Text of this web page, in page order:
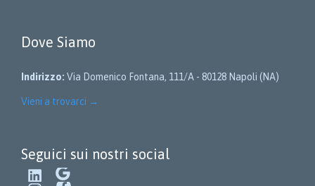
Dove Siamo
Indirizzo: Via Domenico Fontana, 111/A - 80128 Napoli (NA)
Vieni a trovarci →
Seguici sui nostri social
LinkedIn Google